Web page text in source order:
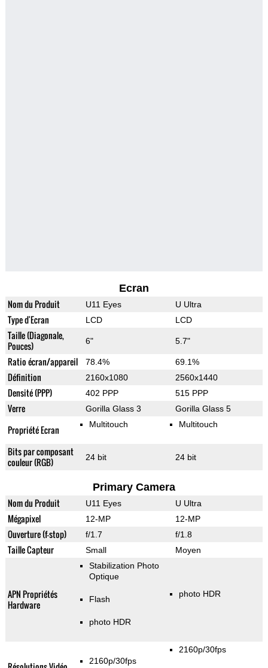
Ecran
Nom du Produit U11 Eyes U Ultra
Type d'Ecran LCD LCD
Taille (Diagonale,
Pouces)
6" 5.7"
Ratio écran/appareil 78.4% 69.1%
Définition 2160x1080 2560x1440
Densité (PPP) 402 PPP 515 PPP
Verre Gorilla Glass 3 Gorilla Glass 5
Propriété Ecran Multitouch Multitouch
Bits par composant
couleur (RGB)
24 bit 24 bit
Primary Camera
Nom du Produit U11 Eyes U Ultra
Mégapixel 12-MP 12-MP
Ouverture (f-stop) f/1.7 f/1.8
Taille Capteur Small Moyen
APN Propriétés
Hardware
Stabilization Photo
Optique
Flash
photo HDR
photo HDR
2160p/30fps
2160p/30fps